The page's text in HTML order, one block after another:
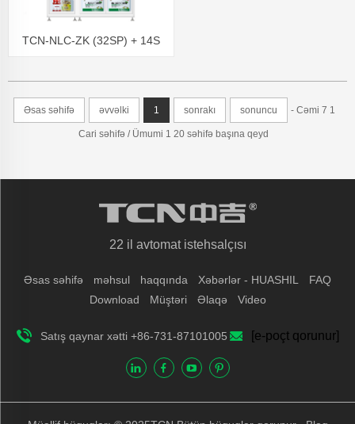
TCN-NLC-ZK (32SP) + 14S
Əsas səhifə əvvəlki 1 sonrakı sonuncu - Cəmi 7 1
Cari səhifə / Ümumi 1 20 səhifə başına qeyd
22 il avtomat istehsalçısı
Əsas səhifə məhsul haqqında Xəbərlər - HUASHIL
FAQ
Download
Müştəri Əlaqə Video
Satış qaynar xətti +86-731-87101005 [e-poçt qorunur]